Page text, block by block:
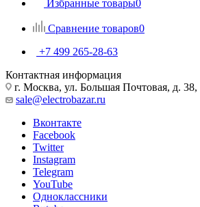
Избранные товары0
Сравнение товаров0
+7 499 265-28-63
Контактная информация
г. Москва, ул. Большая Почтовая, д. 38,
sale@electrobazar.ru
Вконтакте
Facebook
Twitter
Instagram
Telegram
YouTube
Одноклассники